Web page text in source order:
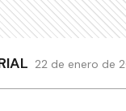
22 de enero de